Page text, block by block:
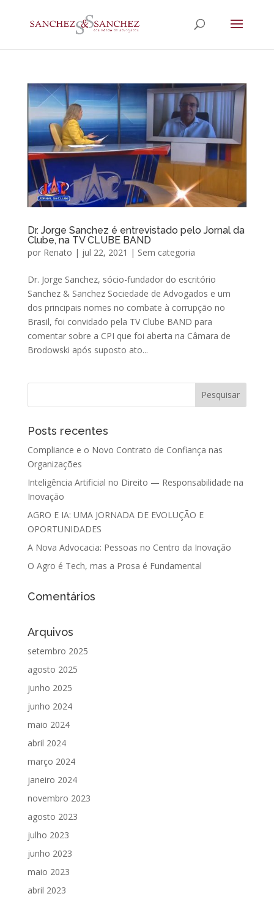
Dr. Jorge Sanchez é entrevistado pelo Jornal da
Clube, na TV CLUBE BAND
por Renato | jul 22, 2021 | Sem categoria
Dr. Jorge Sanchez, sócio-fundador do escritório
Sanchez & Sanchez Sociedade de Advogados e um
dos principais nomes no combate à corrupção no
Brasil, foi convidado pela TV Clube BAND para
comentar sobre a CPI que foi aberta na Câmara de
Brodowski após suposto ato...
Posts recentes
Compliance e o Novo Contrato de Confiança nas
Organizações
Inteligência Artificial no Direito — Responsabilidade na
Inovação
AGRO E IA: UMA JORNADA DE EVOLUÇÃO E
OPORTUNIDADES
A Nova Advocacia: Pessoas no Centro da Inovação
O Agro é Tech, mas a Prosa é Fundamental
Comentários
Arquivos
setembro 2025
agosto 2025
junho 2025
junho 2024
maio 2024
abril 2024
março 2024
janeiro 2024
novembro 2023
agosto 2023
julho 2023
junho 2023
maio 2023
abril 2023